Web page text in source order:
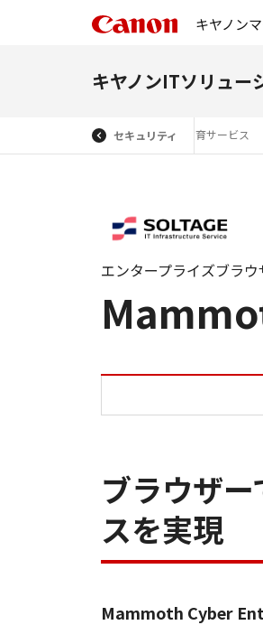
キヤノン
キヤノンITソリュー
セキュリティ
標的型攻撃メール訓練 教育サービス
エンタープライズブラウ
ブラウザ
スを実現
Mammoth Cyber